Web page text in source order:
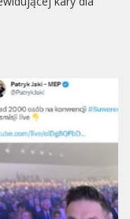
Będą